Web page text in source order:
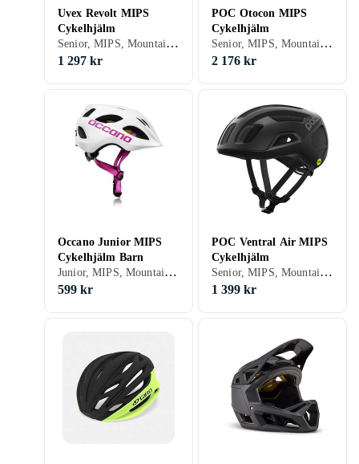
Uvex Revolt MIPS
Cykelhjälm
Senior, MIPS, Mountainbike/Downhill/Trail, Road/Time trial, Heltäckande
1 297 kr
POC Otocon MIPS
Cykelhjälm
Senior, MIPS, Mountainbike/Downhill/Trail, Road/Time trial, BMX/Dirt, Heltäckande
2 176 kr
Occano Junior MIPS
Cykelhjälm Barn
Junior, MIPS, Mountainbike/Downhill/Trail, Öppen
599 kr
POC Ventral Air MIPS
Cykelhjälm
Senior, MIPS, Mountainbike/Downhill/Trail, Road/Time trial, Öppen
1 399 kr